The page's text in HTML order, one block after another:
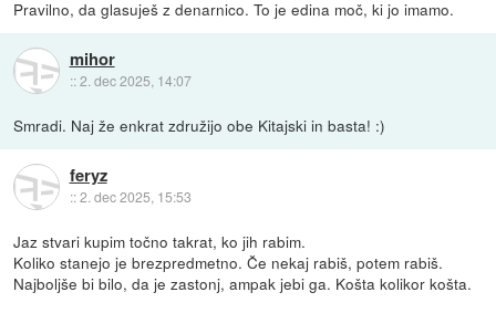
Pravilno, da glasuješ z denarnico. To je edina moč, ki jo imamo.
mihor
::2. dec 2025, 14:07
Smradi. Naj že enkrat združijo obe Kitajski in basta! :)
feryz
::2. dec 2025, 15:53
Jaz stvari kupim točno takrat, ko jih rabim.
Koliko stanejo je brezpredmetno. Če nekaj rabiš, potem rabiš.
Najboljše bi bilo, da je zastonj, ampak jebi ga. Košta kolikor košta.